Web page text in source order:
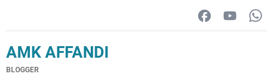
AMK AFFANDI
BLOGGER